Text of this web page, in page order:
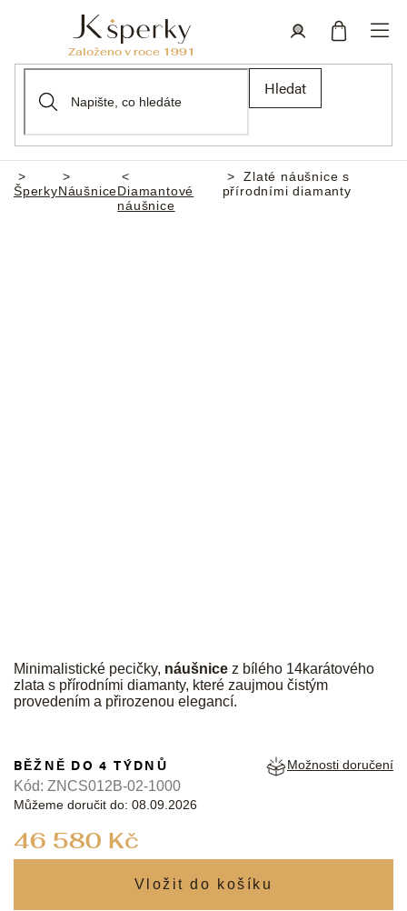
Hledat
Domů
ŠperkyNáušniceDiamantové
náušnice
Zlaté náušnice s
přírodními diamanty
Minimalistické pecičky, náušnice z bílého 14karátového
zlata s přírodními diamanty, které zaujmou čistým
provedením a přirozenou elegancí.
46 580 Kč
BĚŽNĚ DO 4 TÝDNŮ
Můžeme doručit do: 08.09.2026
Možnosti doručení
Kód: ZNCS012B-02-1000